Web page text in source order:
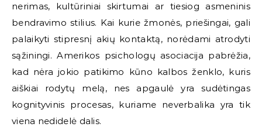
nerimas, kultūriniai skirtumai ar tiesiog asmeninis
bendravimo stilius. Kai kurie žmonės, priešingai, gali
palaikyti stipresnį akių kontaktą, norėdami atrodyti
sąžiningi. Amerikos psichologų asociacija pabrėžia,
kad nėra jokio patikimo kūno kalbos ženklo, kuris
aiškiai rodytų melą, nes apgaulė yra sudėtingas
kognityvinis procesas, kuriame neverbalika yra tik
viena nedidelė dalis.